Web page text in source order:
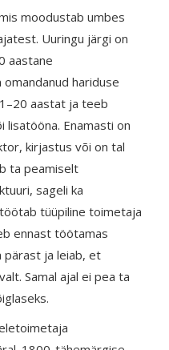
moodustab umbes
Uuringu järgi on
aastane
hariduse
aastat ja teeb
Enamasti on
kirjastus või on tal
ta peamiselt
sageli ka
tüüpiline toimetaja
ennast töötamas
pärast ja leiab, et
Samal ajal ei pea ta